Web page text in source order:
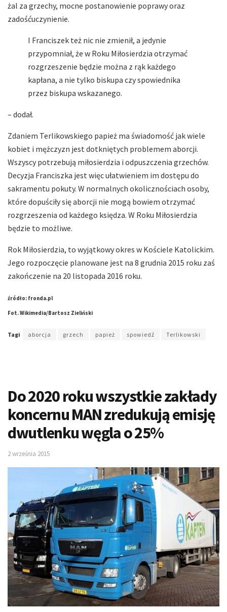
żal za grzechy, mocne postanowienie poprawy oraz
zadośćuczynienie.
I Franciszek też nic nie zmienił, a jedynie
przypomniał, że w Roku Miłosierdzia otrzymać
rozgrzeszenie będzie można z rąk każdego
kapłana, a nie tylko biskupa czy spowiednika
przez biskupa wskazanego.
– dodał.
Zdaniem Terlikowskiego papież ma świadomość jak wiele
kobiet i mężczyzn jest dotkniętych problemem aborcji.
Wszyscy potrzebują miłosierdzia i odpuszczenia grzechów.
Decyzja Franciszka jest więc ułatwieniem im dostępu do
sakramentu pokuty. W normalnych okolicznościach osoby,
które dopuściły się aborcji nie mogą bowiem otrzymać
rozgrzeszenia od każdego księdza. W Roku Miłosierdzia
będzie to możliwe.
Rok Miłosierdzia, to wyjątkowy okres w Kościele Katolickim.
Jego rozpoczęcie planowane jest na 8 grudnia 2015 roku zaś
zakończenie na 20 listopada 2016 roku.
źródło: fronda.pl
Fot. Wikimedia/Bartosz Zieliński
Tagi aborcja grzech papież spowiedź Terlikowski
Do 2020 roku wszystkie zakłady
koncernu MAN zredukują emisję
dwutlenku węgla o 25%
2 września 2015